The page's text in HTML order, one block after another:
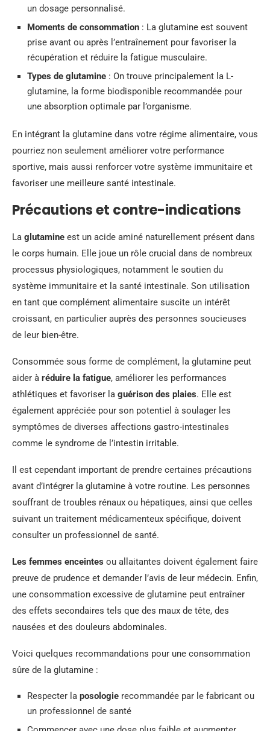
un dosage personnalisé.
Moments de consommation : La glutamine est souvent
prise avant ou après l’entraînement pour favoriser la
récupération et réduire la fatigue musculaire.
Types de glutamine : On trouve principalement la L-
glutamine, la forme biodisponible recommandée pour
une absorption optimale par l’organisme.
En intégrant la glutamine dans votre régime alimentaire, vous
pourriez non seulement améliorer votre performance
sportive, mais aussi renforcer votre système immunitaire et
favoriser une meilleure santé intestinale.
Précautions et contre-indications
La glutamine est un acide aminé naturellement présent dans
le corps humain. Elle joue un rôle crucial dans de nombreux
processus physiologiques, notamment le soutien du
système immunitaire et la santé intestinale. Son utilisation
en tant que complément alimentaire suscite un intérêt
croissant, en particulier auprès des personnes soucieuses
de leur bien-être.
Consommée sous forme de complément, la glutamine peut
aider à réduire la fatigue, améliorer les performances
athlétiques et favoriser la guérison des plaies. Elle est
également appréciée pour son potentiel à soulager les
symptômes de diverses affections gastro-intestinales
comme le syndrome de l’intestin irritable.
Il est cependant important de prendre certaines précautions
avant d’intégrer la glutamine à votre routine. Les personnes
souffrant de troubles rénaux ou hépatiques, ainsi que celles
suivant un traitement médicamenteux spécifique, doivent
consulter un professionnel de santé.
Les femmes enceintes ou allaitantes doivent également faire
preuve de prudence et demander l’avis de leur médecin. Enfin,
une consommation excessive de glutamine peut entraîner
des effets secondaires tels que des maux de tête, des
nausées et des douleurs abdominales.
Voici quelques recommandations pour une consommation
sûre de la glutamine :
Respecter la posologie recommandée par le fabricant ou
un professionnel de santé